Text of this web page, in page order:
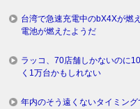
台湾で急速充電中のbX4Xが燃
電池が燃えたようだ
ラッコ、70店舗しかないのに
く1万台かもしれない
年内のそう遠くないタイミン